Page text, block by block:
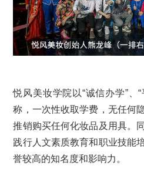
悦风美妆学院以“诚信办学”、
称，一次性收取学费，无任何
推销购买任何化妆品及用具。
践行人文素质教育和职业技能
誉较高的知名度和影响力。